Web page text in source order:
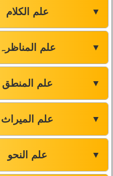
علم الکلام ▼
علم المناظرہ ▼
علم المنطق ▼
علم المیراث ▼
علم النحو ▼